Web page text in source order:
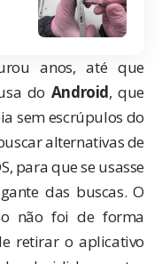
anos, até que
do Android, que
sem escrúpulos do
alternativas de
para que se usasse
das buscas. O
não foi de forma
retirar o aplicativo